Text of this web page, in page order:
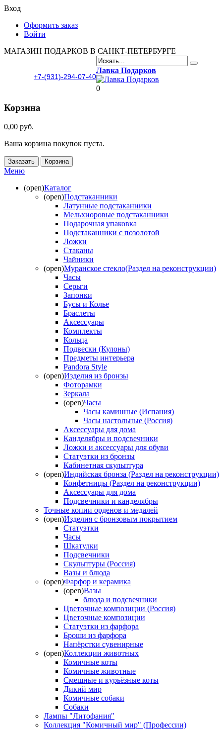
Вход
Оформить заказ
Войти
МАГАЗИН ПОДАРКОВ В САНКТ-ПЕТЕРБУРГЕ
+7-(931)-294-07-40
Лавка Подарков
0
Корзина
0,00 руб.
Ваша корзина покупок пуста.
Заказать Корзина
Меню
(open)Каталог
(open)Подстаканники
Латунные подстаканники
Мельхиоровые подстаканники
Подарочная упаковка
Подстаканники с позолотой
Ложки
Стаканы
Чайники
(open)Муранское стекло(Раздел на реконструкции)
Часы
Серьги
Запонки
Бусы и Колье
Браслеты
Аксессуары
Комплекты
Кольца
Подвески (Кулоны)
Предметы интерьера
Pandora Style
(open)Изделия из бронзы
Фоторамки
Зеркала
(open)Часы
Часы каминные (Испания)
Часы настольные (Россия)
Аксессуары для дома
Канделябры и подсвечники
Ложки и аксессуары для обуви
Статуэтки из бронзы
Кабинетная скульптура
(open)Индийская бронза (Раздел на реконструкции)
Конфетницы (Раздел на реконструкции)
Аксессуары для дома
Подсвечники и канделябры
Точные копии орденов и медалей
(open)Изделия с бронзовым покрытием
Статуэтки
Часы
Шкатулки
Подсвечники
Скульптуры (Россия)
Вазы и блюда
(open)Фарфор и керамика
(open)Вазы
блюда и подсвечники
Цветочные композиции (Россия)
Цветочные композиции
Статуэтки из фарфора
Броши из фарфора
Напёрстки сувенирные
(open)Коллекции животных
Комичные коты
Комичные животные
Смешные и курьёзные коты
Дикий мир
Комичные собаки
Собаки
Лампы "Литофания"
Коллекция "Комичный мир" (Профессии)